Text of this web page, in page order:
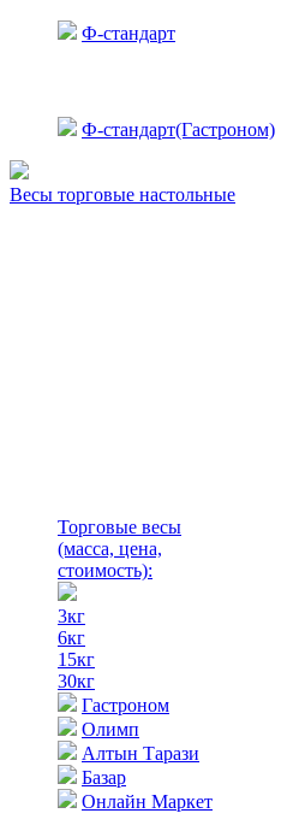
Ф-стандарт
Ф-стандарт(Гастроном)
Весы торговые настольные
Торговые весы
(масса, цена,
стоимость):
3кг
6кг
15кг
30кг
Гастроном
Олимп
Алтын Тарази
Базар
Онлайн Маркет